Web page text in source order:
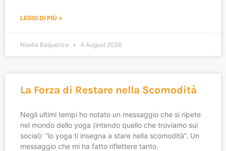
LEGGI DI PIÙ »
Noelia Baquerizo 4 August 2026
La Forza di Restare nella Scomodità
Negli ultimi tempi ho notato un messaggio che si ripete
nel mondo dello yoga (intendo quello che troviamo sui
social): “lo yoga ti insegna a stare nella scomodità”. Un
messaggio che mi ha fatto riflettere tanto.